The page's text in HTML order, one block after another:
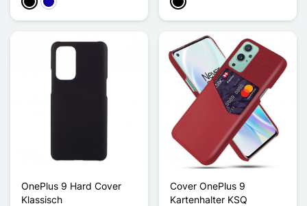
OnePlus 9 Hard Cover
Klassisch
Cover OnePlus 9
Kartenhalter KSQ